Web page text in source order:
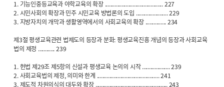
1. 기능인중등교육과 야학교육의 확장 .......................................... 227
2. 시민사회의 확장과 민주 시민교육 방법론의 도입 ....................... 229
3. 지방자치의 개막과 생활영역에서의 사회교육의 확장 ............... 234
제3절 평생교육관련 법제도의 등장과 분화: 평생교육진흥 개념의 등장과 사회교육
법의 제정 ............ 239
1. 헌법 제29조 제5항의 신설과 평생교육 논의의 시작 .................... 239
2. 사회교육법의 제정, 의미와 한계 ............................................. 241
3. 제도적 차원의식의 대두와 확장 .................................................... 243